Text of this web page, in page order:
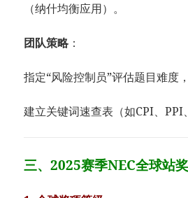
（纳什均衡应用）。
​团队策略​​：
指定“风险控制员”评估题目难度
建立关键词速查表（如CPI、PPI
三、2025赛季NEC全球站